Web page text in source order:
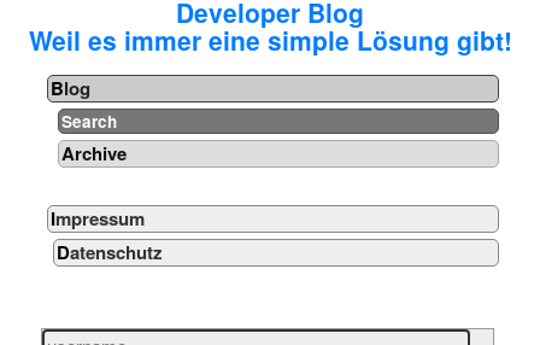
Developer Blog
Weil es immer eine simple Lösung gibt!
Blog
Search
Archive
Impressum
Datenschutz